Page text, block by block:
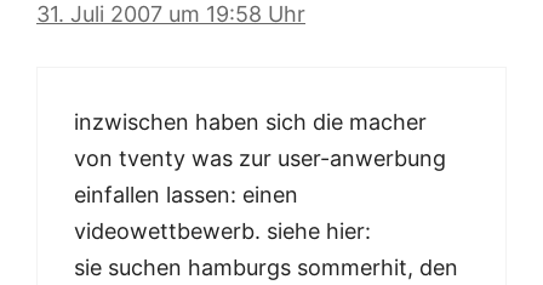
31. Juli 2007 um 19:58 Uhr
inzwischen haben sich die macher
von tventy was zur user-anwerbung
einfallen lassen: einen
videowettbewerb. siehe hier:
sie suchen hamburgs sommerhit, den